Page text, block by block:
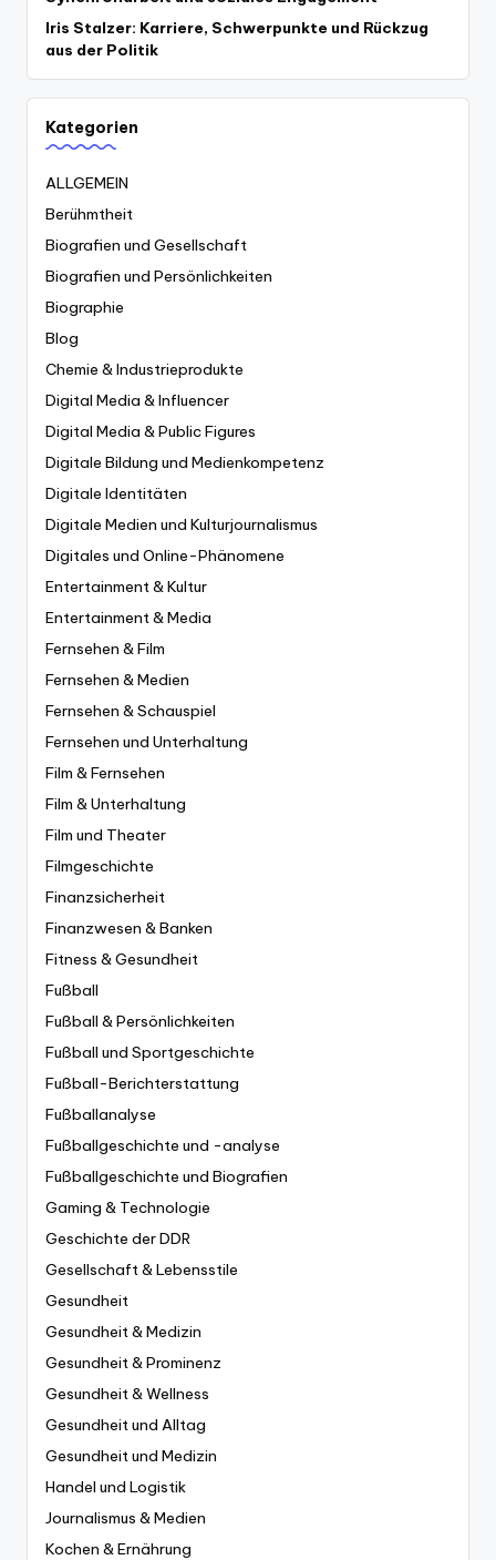
Iris Stalzer: Karriere, Schwerpunkte und Rückzug
aus der Politik
Kategorien
ALLGEMEIN
Berühmtheit
Biografien und Gesellschaft
Biografien und Persönlichkeiten
Biographie
Blog
Chemie & Industrieprodukte
Digital Media & Influencer
Digital Media & Public Figures
Digitale Bildung und Medienkompetenz
Digitale Identitäten
Digitale Medien und Kulturjournalismus
Digitales und Online-Phänomene
Entertainment & Kultur
Entertainment & Media
Fernsehen & Film
Fernsehen & Medien
Fernsehen & Schauspiel
Fernsehen und Unterhaltung
Film & Fernsehen
Film & Unterhaltung
Film und Theater
Filmgeschichte
Finanzsicherheit
Finanzwesen & Banken
Fitness & Gesundheit
Fußball
Fußball & Persönlichkeiten
Fußball und Sportgeschichte
Fußball-Berichterstattung
Fußballanalyse
Fußballgeschichte und -analyse
Fußballgeschichte und Biografien
Gaming & Technologie
Geschichte der DDR
Gesellschaft & Lebensstile
Gesundheit
Gesundheit & Medizin
Gesundheit & Prominenz
Gesundheit & Wellness
Gesundheit und Alltag
Gesundheit und Medizin
Handel und Logistik
Journalismus & Medien
Kochen & Ernährung